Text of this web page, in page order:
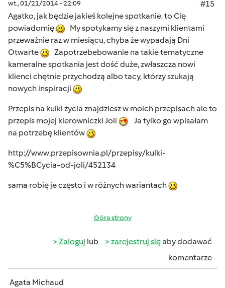
wt., 01/21/2014 - 22:09
#15
Agatko, jak będzie jakieś kolejne spotkanie, to Cię
powiadomię
My spotykamy się z naszymi klientami
przeważnie raz w miesiącu, chyba że wypadają Dni
Otwarte
Zapotrzebebowanie na takie tematyczne
kameralne spotkania jest dość duże, zwłaszcza nowi
klienci chętnie przychodzą albo tacy, którzy szukają
nowych inspiracji
Przepis na kulki życia znajdziesz w moich przepisach ale to
przepis mojej kierowniczki Joli
Ja tylko go wpisałam
na potrzebę klientów
http://www.przepisownia.pl/przepisy/kulki-
%C5%BCycia-od-joli/452134
sama robię je często i w różnych wariantach
Góra strony
Zaloguj lub zarejestruj sięaby dodawać
komentarze
Agata Michaud